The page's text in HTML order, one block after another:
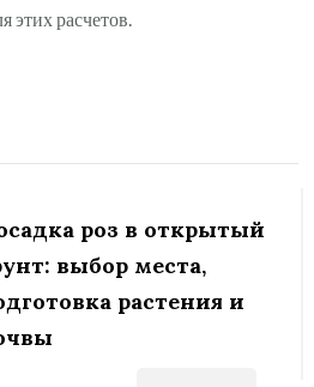
этих расчетов.
роз в открытый
выбор места,
растения и